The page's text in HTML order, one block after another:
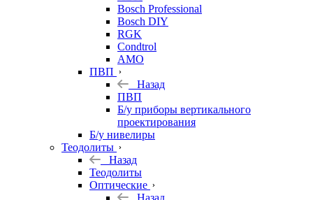
Bosch Professional
Bosch DIY
RGK
Condtrol
AMO
ПВП
Назад
ПВП
Б/у приборы вертикального
проектирования
Б/у нивелиры
Теодолиты
Назад
Теодолиты
Оптические
Назад